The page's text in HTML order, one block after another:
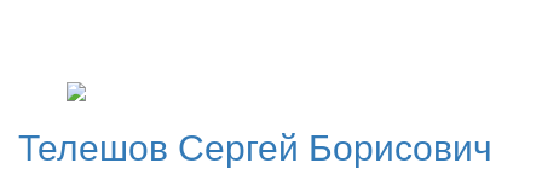
Телешов Сергей Борисович